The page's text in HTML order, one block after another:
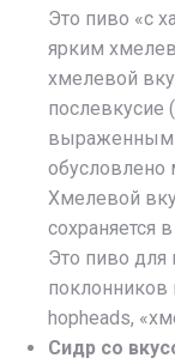
Это пиво «с
ярким
хмелевой
послевкусие
выраженным
обусловлено
Хмелевой
сохраняется
Это пиво для
поклонников
hopheads,
Сидр со